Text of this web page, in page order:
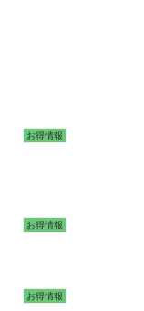
お得情報
お得情報
お得情報